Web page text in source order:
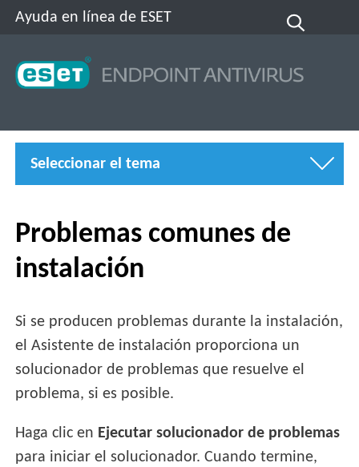
Ayuda en línea de ESET
Seleccionar el tema
Problemas comunes de
instalación
Si se producen problemas durante la instalación,
el Asistente de instalación proporciona un
solucionador de problemas que resuelve el
problema, si es posible.
Haga clic en Ejecutar solucionador de problemas
para iniciar el solucionador. Cuando termine,